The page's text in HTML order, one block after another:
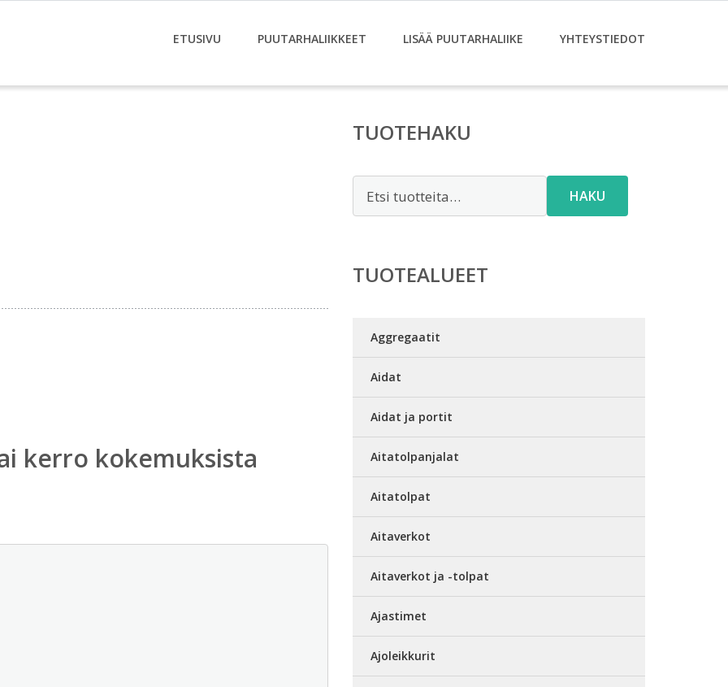
ETUSIVU PUUTARHALIIKKEET LISÄÄ PUUTARHALIIKE YHTEYSTIEDOT
kerro kokemuksista
TUOTEHAKU
HAKU
TUOTEALUEET
Aggregaatit
Aidat
Aidat ja portit
Aitatolpanjalat
Aitatolpat
Aitaverkot
Aitaverkot ja -tolpat
Ajastimet
Ajoleikkurit